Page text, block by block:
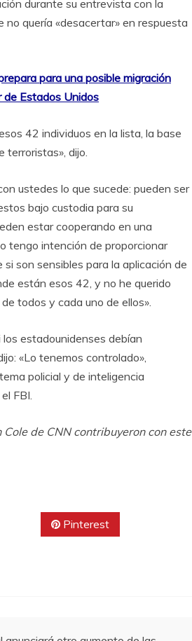
durante su entrevista con la
no quería «desacertar» en respuesta
para una posible migración
de Estados Unidos
42 individuos en la lista, la base
terroristas», dijo.
ustedes lo que sucede: pueden ser
bajo custodia para su
estar cooperando en una
tengo intención de proporcionar
son sensibles para la aplicación de
están esos 42, y no he querido
todos y cada uno de ellos».
estadounidenses debían
«Lo tenemos controlado»,
policial y de inteligencia
FBI.
de CNN contribuyeron con este
Pinterest